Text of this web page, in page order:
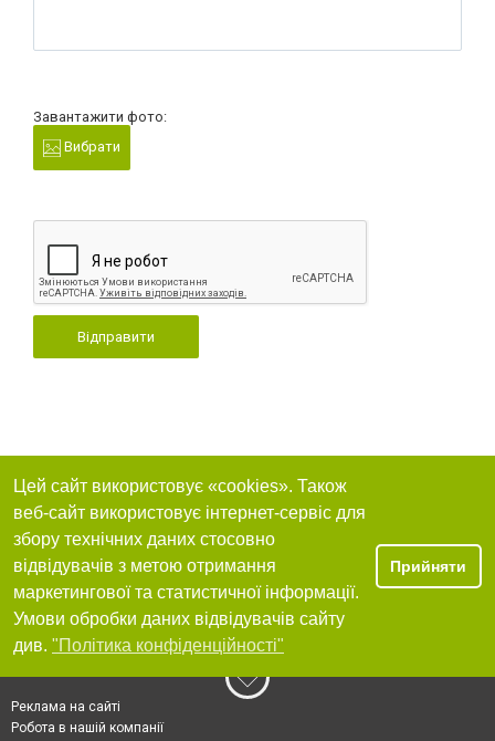
Завантажити фото:
Вибрати
Відправити
Цей сайт використовує «cookies». Також
веб-сайт використовує інтернет-сервіс для
збору технічних даних стосовно
відвідувачів з метою отримання
маркетингової та статистичної інформації.
Умови обробки даних відвідувачів сайту
див. "Політика конфіденційності"
Прийняти
Реклама на сайті
Робота в нашій компанії